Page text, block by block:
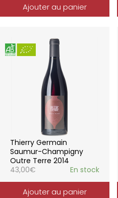
Ajouter au panier
Thierry Germain
Saumur-Champigny
Outre Terre 2014
43,00€ En stock
Ajouter au panier